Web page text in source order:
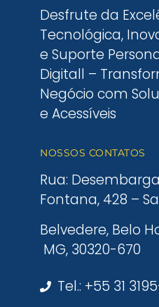
Desfrute da
Tecnológica,
e Suporte
Digitall –
Negócio com
e Acessíveis
NOSSOS CONTATOS
Rua:
Fontana, 428 –
Belvedere, Belo
MG, 30320-670
Tel.: +55 31